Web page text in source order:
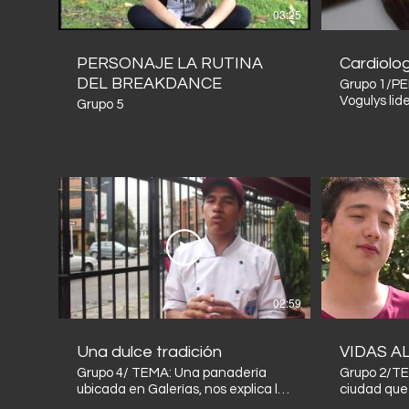
03:25
PERSONAJE LA RUTINA
DEL BREAKDANCE
Grupo 5
Grupo 1/
Vogulys
posesiona
profesional
Paula;
Parra,
02:59
Una dulce tradición
Grupo 4/ TEMA: Una panadería
ubicada en Galerías, nos explica la
VIDAS
Grupo 2/
ciudad